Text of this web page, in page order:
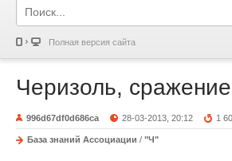
Полная версия сайта
Черизоль,
996d67df0d686ca 28-03-2013, 20:12 1
База знаний Ассоциации / "Ч"